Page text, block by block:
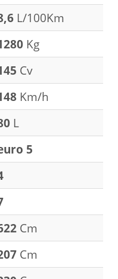
L/100Km
Kg
Cv
Km/h
L
5
Cm
Cm